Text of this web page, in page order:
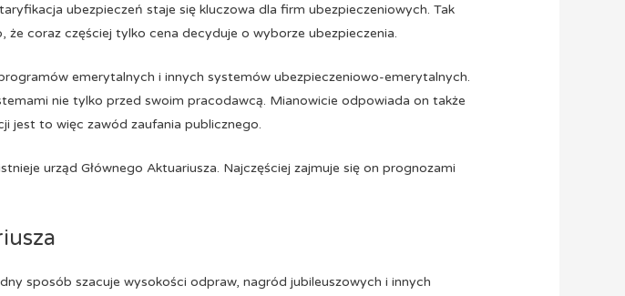
ubezpieczeń staje się kluczowa dla firm ubezpieczeniowych. Tak
że coraz częściej tylko cena decyduje o wyborze ubezpieczenia.
emerytalnych i innych systemów ubezpieczeniowo-emerytalnych.
nie tylko przed swoim pracodawcą. Mianowicie odpowiada on także
jest to więc zawód zaufania publicznego.
urząd Głównego Aktuariusza. Najczęściej zajmuje się on prognozami
sposób szacuje wysokości odpraw, nagród jubileuszowych i innych